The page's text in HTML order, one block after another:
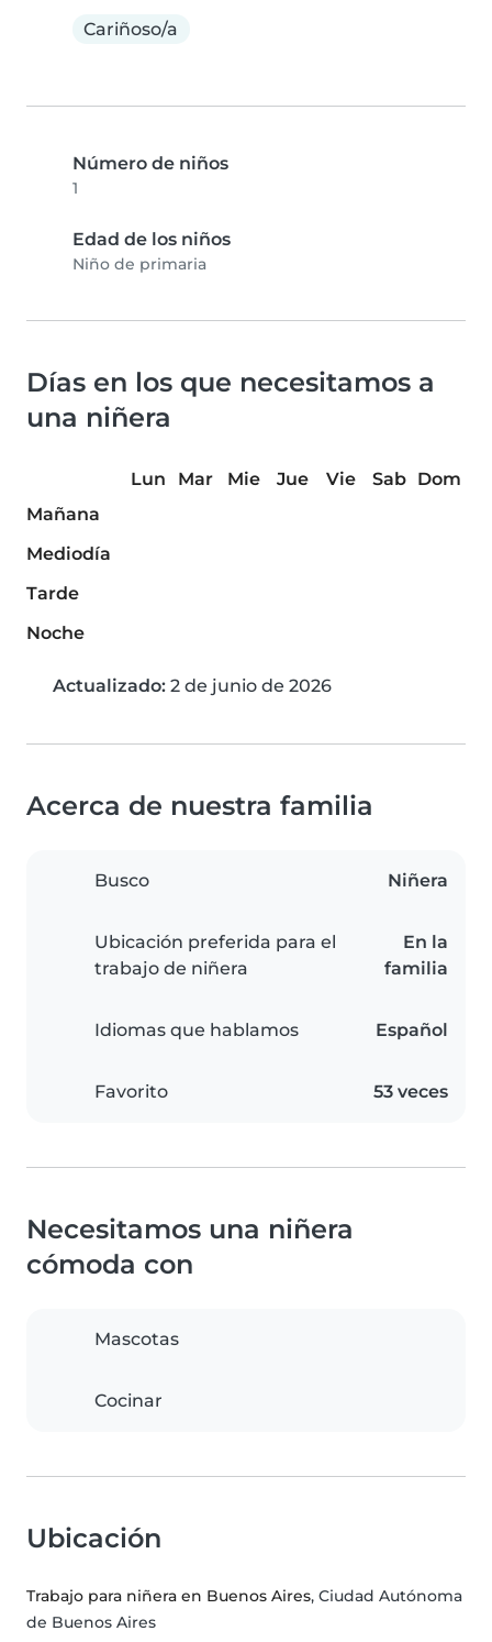
Cariñoso/a
Número de niños
1
Edad de los niños
Niño de primaria
Días en los que necesitamos a
una niñera
Lun Mar Mie Jue Vie Sab
Dom
Mañana
Mediodía
Tarde
Noche
Actualizado: 2 de junio de 2026
Acerca de nuestra familia
Busco Niñera
Ubicación preferida para el
trabajo de niñera
En la
familia
Idiomas que hablamos Español
Favorito 53 veces
Necesitamos una niñera
cómoda con
Mascotas
Cocinar
Ubicación
Trabajo para niñera en Buenos Aires, Ciudad Autónoma
de Buenos Aires